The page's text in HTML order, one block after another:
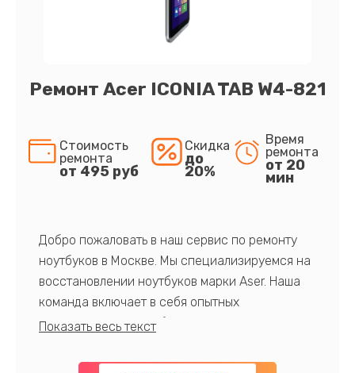
Ремонт Acer ICONIA TAB W4-821
Стоимость
ремонта
от 495 руб
Скидка
до
20%
Время
ремонта
от 20
мин
Добро пожаловать в наш сервис по ремонту
ноутбуков в Москве. Мы специализируемся на
восстановлении ноутбуков марки Aser. Наша
команда включает в себя опытных
профессионалов с обширными знаниями и
предлагаем быстрый и качественный ремонт с